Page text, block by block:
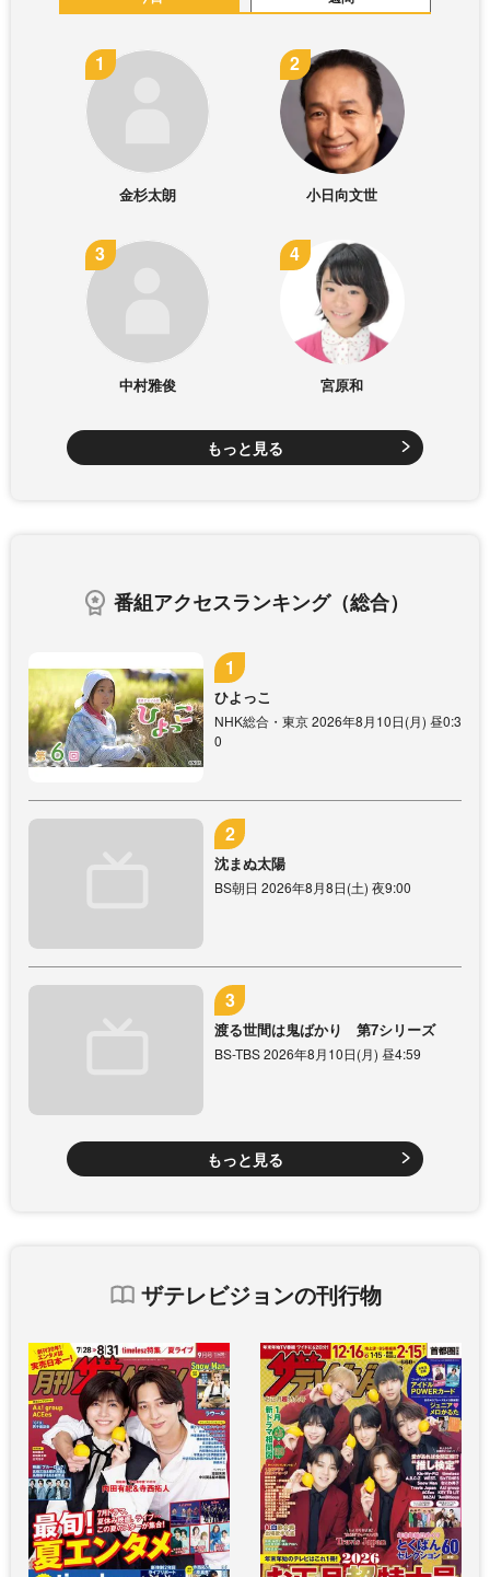
金杉太朗 小日向文世
中村雅俊 宮原和
もっと見る
番組アクセスランキング（総合）
ひよっこ
NHK総合・東京 2026年8月10日(月) 昼0:3
0
沈まぬ太陽
BS朝日 2026年8月8日(土) 夜9:00
渡る世間は鬼ばかり 第7シリーズ
BS-TBS 2026年8月10日(月) 昼4:59
もっと見る
ザテレビジョンの刊行物